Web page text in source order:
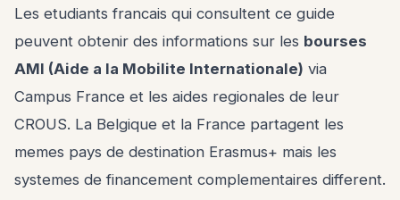
Les etudiants francais qui consultent ce guide
peuvent obtenir des informations sur les bourses
AMI (Aide a la Mobilite Internationale) via
Campus France et les aides regionales de leur
CROUS. La Belgique et la France partagent les
memes pays de destination Erasmus+ mais les
systemes de financement complementaires different.